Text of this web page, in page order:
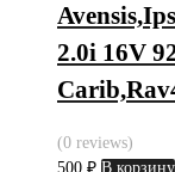
2.0i 16V
(0 reviews)
500 ₽ В корзину